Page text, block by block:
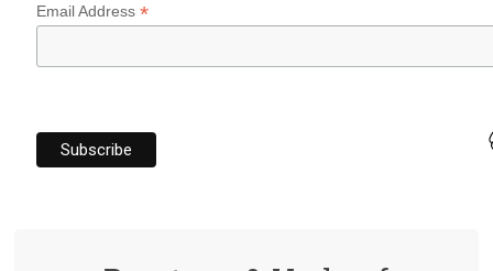
Email Address*